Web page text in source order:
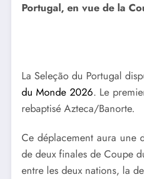
Portugal, en vue de la
La Seleção du Portugal
du Monde 2026. Le
rebaptisé Azteca/Banorte.
Ce déplacement aura une
de deux finales de Coupe
entre les deux nations, la